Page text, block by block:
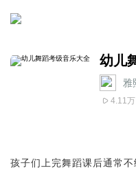
幼儿
雅
4.11万
孩子们上完舞蹈课后通常